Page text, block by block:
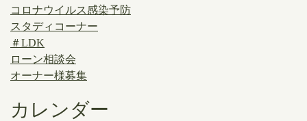
コロナウイルス感染予防
スタディコーナー
＃LDK
ローン相談会
オーナー様募集
カレンダー